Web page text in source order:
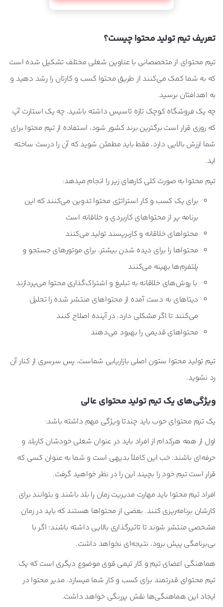
تعریف تیم تولید محتوا چیست؟
تیم محتوای از متخصصانی با عناوین شغلی مختلف تشکیل شده است
که به شما کمک می‌کنند از طریق محتوا کسب و کارتان را رشد دهید و
به اهدافتان برسید.
چه یک فروشگاه کوچک تازه تاسیس داشته باشید، چه یک استارت آپ
که روزی قرار است برگترین برند کشور شود، استفاده از تیم محتوا برای
شما ارزش بالایی دارد، فقط باید مطمئن شوید که آن را درست ساخته
اید.
تیم محتوا به صورت کلی کارهای زیر را انجام میدهد:
برای یک کسب و کار استراتژی محتوا تدوین می‌کنند که این
برنامه پر از محتواهای کاربردی و خلاقانه است
محتواهای خلاقانه و کاربرپسند تولید می‌کنند
محتواها را برای دیده شدن بیشتر، برای موتورهای جستجو و
پلتفرم‌ها بهینه می‌کنند
با روش‌های خلاقانه به تبلیغ و اشتراک‌گذاری محتوا می‌پردازند
دیتاهای به دست آمده از محتواهای منتشر شده را تحلیل
می‌کنند تا اگر مشکلی دارد، در آینده اصلاح کنند
محتواهای قدیمی را بهبود می‌دهند
تیم تولید محتوا ستون اصلی بازاریابی شماست، پس سرسری از کنار آن
رد نشوید.
ویژگی‌های یک تیم تولید محتوای عالی
یک تیم محتوای خوب باید چندتا ویژگی مهم داشته باشد:
اول از همه هرکدام از افراد باید در عنوان شغلی خودشان کاربلد و
حرفه‌ای باشند. خب این کاملاً بدیهی است و شما به عنوان کسی که
قرار است تیم خود را بچیند این را در نظر خواهید گرفت.
افراد تیم محتوا باید مهارت مدیریت زمان را بلد باشند و بتوانند برای
کارشان برنامه‌ریزی کنند. بعضی از محتواها هستند که باید در زمان
مشخصی منتشر شوند تا تاثیرگذاری بالایی داشته باشند؛ اگر با
بی‌برنامگی پیش برود، نتیجه‌ای نخواهد داشت.
هماهنگی اعضای تیم و کار تیمی قوی موضوع دیگری است که یک
تیم محتوای قدرتمند برای کسب و کار شما میسازد. مدیر محتوا در
ایجاد این هماهنگی‌ها نقش پررنگی خواهد داشت.